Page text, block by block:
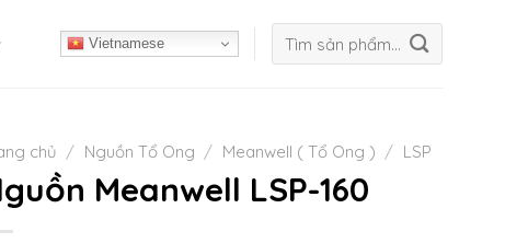
Vietnamese
kiếm:
chủ / Nguồn Tổ Ong / Meanwell ( Tổ Ong ) / LSP
Meanwell LSP-160